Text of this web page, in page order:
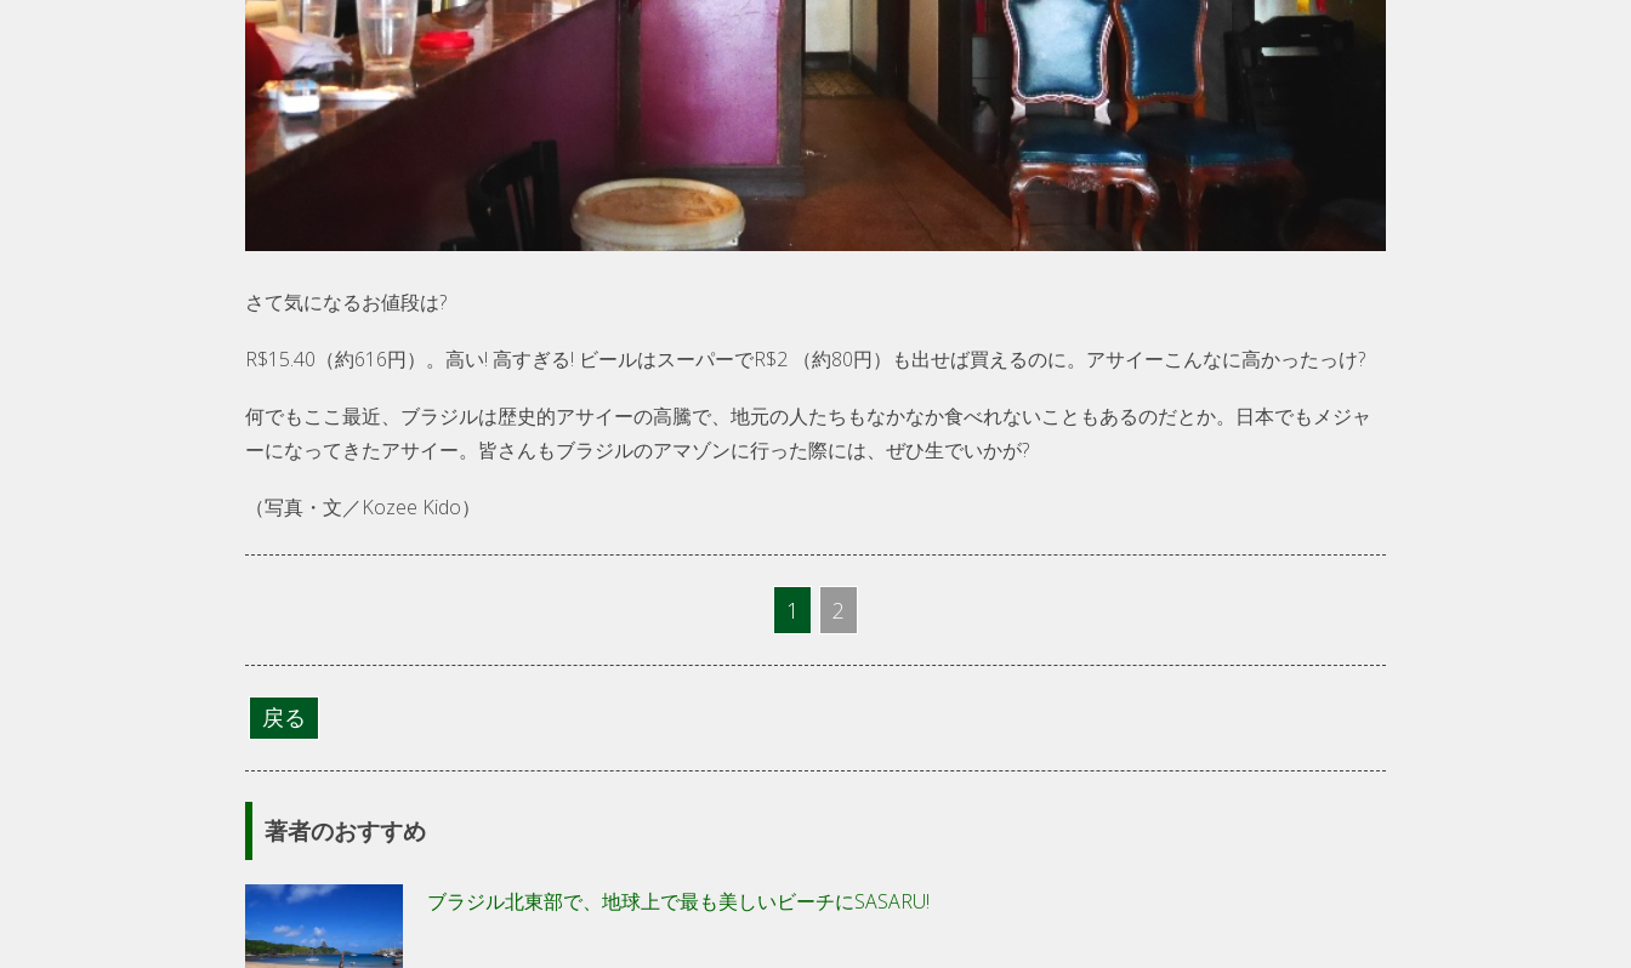
さて気になるお値段は?
R$15.40（約616円）。高い! 高すぎる! ビールはスーパーでR$2 （約80円）も出せば買えるのに。アサイーこんなに高かったっけ?
何でもここ最近、ブラジルは歴史的アサイーの高騰で、地元の人たちもなかなか食べれないこともあるのだとか。日本でもメジャ
ーになってきたアサイー。皆さんもブラジルのアマゾンに行った際には、ぜひ生でいかが?
（写真・文／Kozee Kido）
1 2
著者のおすすめ
ブラジル北東部で、地球上で最も美しいビーチにSASARU!